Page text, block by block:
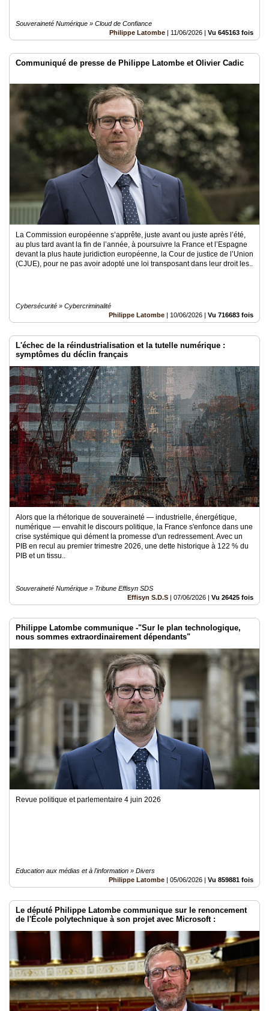
Souveraineté Numérique » Cloud de Confiance
Philippe Latombe | 11/06/2026 | Vu 645163 fois
Communiqué de presse de Philippe Latombe et Olivier Cadic
La Commission européenne s’apprête, juste avant ou juste après l’été,
au plus tard avant la fin de l’année, à poursuivre la France et l’Espagne
devant la plus haute juridiction européenne, la Cour de justice de l’Union
(CJUE), pour ne pas avoir adopté une loi transposant dans leur droit les..
Cybersécurité » Cybercriminalité
Philippe Latombe | 10/06/2026 | Vu 716683 fois
L'échec de la réindustrialisation et la tutelle numérique :
symptômes du déclin français
Alors que la rhétorique de souveraineté — industrielle, énergétique,
numérique — envahit le discours politique, la France s'enfonce dans une
crise systémique qui dément la promesse d'un redressement. Avec un
PIB en recul au premier trimestre 2026, une dette historique à 122 % du
PIB et un tissu..
Souveraineté Numérique » Tribune Effisyn SDS
Effisyn S.D.S | 07/06/2026 | Vu 26425 fois
Philippe Latombe communique -"Sur le plan technologique,
nous sommes extraordinairement dépendants"
Revue politique et parlementaire 4 juin 2026
Education aux médias et à l'information » Divers
Philippe Latombe | 05/06/2026 | Vu 859881 fois
Le député Philippe Latombe communique sur le renoncement
de l'École polytechnique à son projet avec Microsoft :